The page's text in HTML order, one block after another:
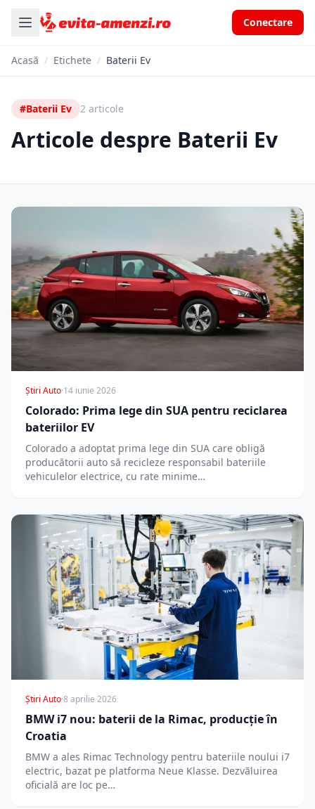
Conectare
Acasă / Etichete / Baterii Ev
#Baterii Ev 2 articole
Articole despre Baterii Ev
Știri Auto·14 iunie 2026
Colorado: Prima lege din SUA pentru reciclarea
bateriilor EV
Colorado a adoptat prima lege din SUA care obligă
producătorii auto să recicleze responsabil bateriile
vehiculelor electrice, cu rate minime…
Știri Auto·8 aprilie 2026
BMW i7 nou: baterii de la Rimac, producție în
Croatia
BMW a ales Rimac Technology pentru bateriile noului i7
electric, bazat pe platforma Neue Klasse. Dezvăluirea
oficială are loc pe…